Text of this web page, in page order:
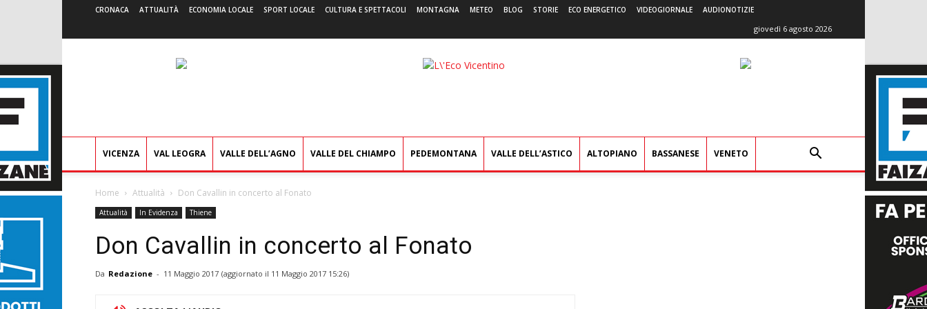
CRONACA ATTUALITÀ ECONOMIA LOCALE SPORT LOCALE CULTURA E SPETTACOLI MONTAGNA METEO BLOG STORIE ECO ENERGETICO VIDEOGIORNALE AUDIONOTIZIE
giovedì 6 agosto 2026
L'Eco
VICENZA VAL LEOGRA VALLE DELL’AGNO VALLE DEL CHIAMPO PEDEMONTANA VALLE DELL’ASTICO ALTOPIANO BASSANESE VENETO
Home Attualità Don Cavallin in concerto al Fonato
Attualità In Evidenza Thiene
Don Cavallin in concerto al Fonato
Da Redazione - 11 Maggio 2017 (aggiornato il 11 Maggio 2017 15:26)